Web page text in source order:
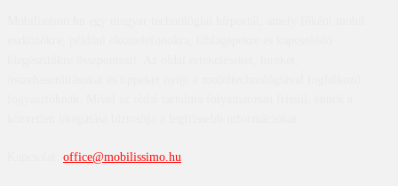
office@mobilissimo.hu